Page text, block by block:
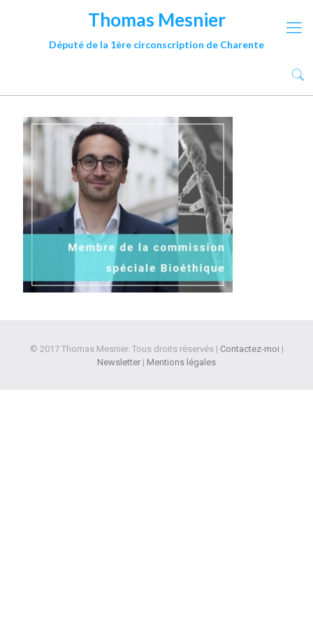
Thomas Mesnier
Député de la 1ère circonscription de Charente
© 2017 Thomas Mesnier. Tous droits réservés | Contactez-moi |
Newsletter | Mentions légales